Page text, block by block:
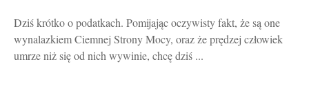
Dziś krótko o podatkach. Pomijając oczywisty fakt, że są one
wynalazkiem Ciemnej Strony Mocy, oraz że prędzej człowiek
umrze niż się od nich wywinie, chcę dziś ...